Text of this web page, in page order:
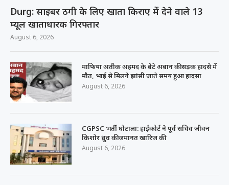
Durg: साइबर ठगी के लिए खाता किराए में देने वाले 13
म्यूल खाताधारक गिरफ्तार
August 6, 2026
माफिया अतीक अहमद के बेटे अबान की सड़क हादसे में
मौत, भाई से मिलने झांसी जाते समय हुआ हादसा
August 6, 2026
CGPSC भर्ती घोटाला: हाईकोर्ट ने पूर्व सचिव जीवन
किशोर ध्रुव की जमानत खारिज की
August 6, 2026